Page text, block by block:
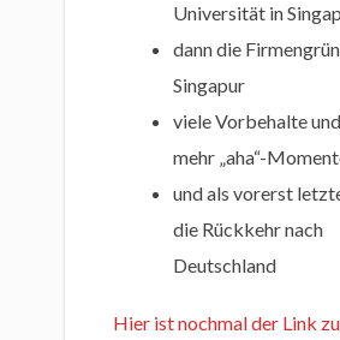
Universität in
dann die
Singapur
viele Vorbehalte
mehr „aha“-
und als vorerst
die Rückkehr nach
Deutschland
Hier ist nochmal der Link